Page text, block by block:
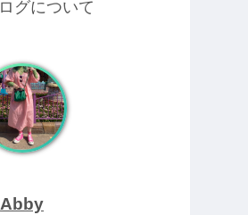
グについて
Abby